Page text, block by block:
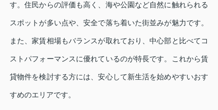
す。住民からの評価も高く、海や公園など自然に触れられる
スポットが多い点や、安全で落ち着いた街並みが魅力です。
また、家賃相場もバランスが取れており、中心部と比べてコ
ストパフォーマンスに優れているのが特長です。これから賃
貸物件を検討する方には、安心して新生活を始めやすいおす
すめのエリアです。